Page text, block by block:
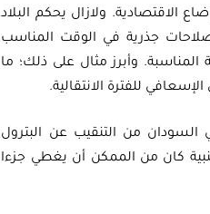
الاقتصادية. ولازال يحكم البلاد
جذرية في الوقت المناسب
وأبرز مثال على ذلك؛ ما
للفترة الانتقالية.
من التنقيب عن البترول
كان من الممكن أن يغطي جزءا